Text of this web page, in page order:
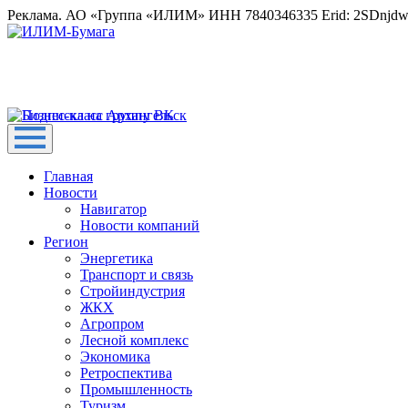
Реклама. АО «Группа «ИЛИМ» ИНН 7840346335 Erid:
Главная
Новости
Навигатор
Новости компаний
Регион
Энергетика
Транспорт и связь
Стройиндустрия
ЖКХ
Агропром
Лесной комплекс
Экономика
Ретроспектива
Промышленность